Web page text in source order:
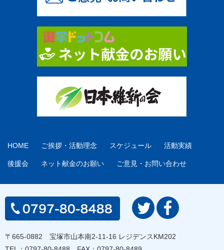
HOME ご挨拶・活動理念 スケジュール 活動実績
後援会 ネット献金のお願い ご意見・お問い合わせ
〒665-0882 宝塚市山本南2-11-16 レジデンスKM202